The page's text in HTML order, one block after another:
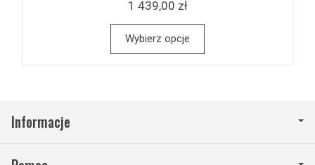
1 439,00 zł
Wybierz opcje
Informacje